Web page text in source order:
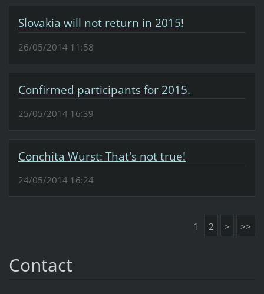
Slovakia will not return in 2015!
26/05/2014 11:58
Confirmed participants for 2015.
25/05/2014 16:39
Conchita Wurst: That's not true!
24/05/2014 16:24
1 2 > >>
Contact